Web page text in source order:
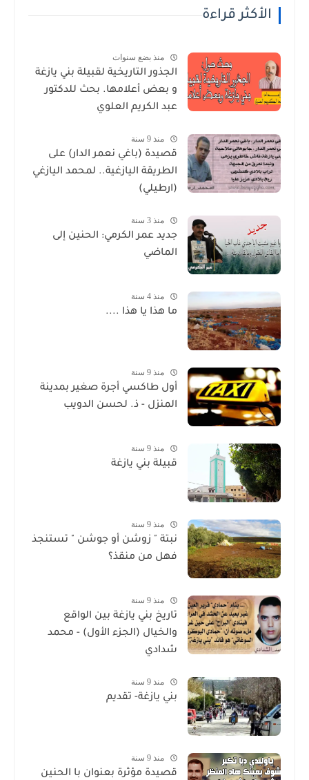
الأكثر قراءة
منذ بضع سنوات
الجذور التاريخية لقبيلة بني يازغة
و بعض أعلامها. بحث للدكتور
عبد الكريم العلوي
منذ 9 سنة
قصيدة (باغي نعمر الدار) على
الطريقة اليازغية.. لمحمد اليازغي
(ارطيلي)
منذ 3 سنة
جديد عمر الكرمي: الحنين إلى
الماضي
منذ 4 سنة
ما هذا يا هذا ....
منذ 9 سنة
أول طاكسي أجرة صغير بمدينة
المنزل - ذ. لحسن الدويب
منذ 9 سنة
قبيلة بني يازغة
منذ 9 سنة
نبتة " زوشن أو جوشن " تستنجذ
فهل من منقذ؟
منذ 9 سنة
تاريخ بني يازغة بين الواقع
والخيال (الجزء الأول) - محمد
شدادي
منذ 9 سنة
بني يازغة- تقديم
منذ 9 سنة
قصيدة مؤثرة بعنوان با الحنين